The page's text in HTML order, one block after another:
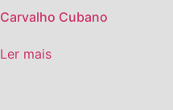
Carvalho Cubano
Ler mais